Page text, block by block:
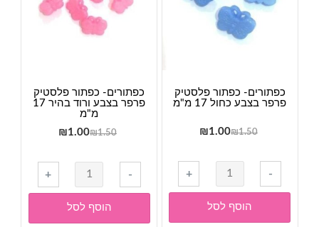
מ"מ
מ"מ
כפתורים- כפתור פלסטיק
פרפר בצבע כחול 17 מ"מ
₪1.50
המחיר
היה:
₪1.50.
₪1.00
הוא:
₪1.00.
-
כמות
של
כפתורים-
כפתור
+
הוסף לסל
כפתורים- כפתור פלסטיק
פרפר בצבע ורוד בהיר 17
מ"מ
₪1.50
המחיר
היה:
₪1.50.
₪1.00
המחיר
הוא:
₪1.00.
-
כמות
של
כפתורים-
כפתור
+
הוסף לסל